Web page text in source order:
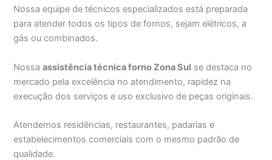
Nossa equipe de técnicos especializados está preparada
para atender todos os tipos de fornos, sejam elétricos, a
gás ou combinados.
Nossaassistência técnica forno Zona Sul se destaca no
mercado pela excelência no atendimento, rapidez na
execução dos serviços e uso exclusivo de peças originais.
Atendemos residências, restaurantes, padarias e
estabelecimentos comerciais com o mesmo padrão de
qualidade.